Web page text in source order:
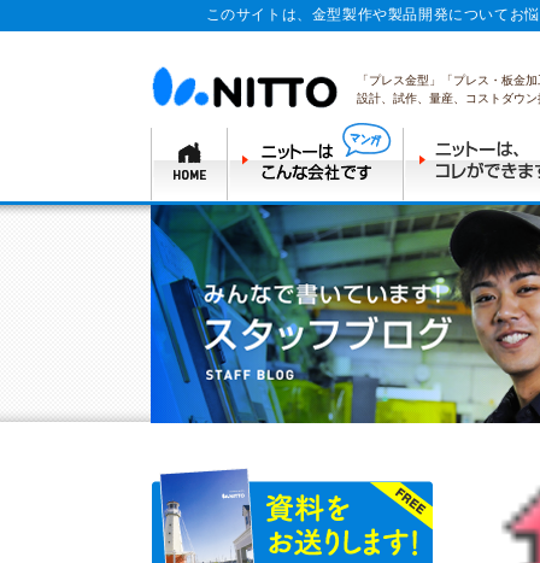
このサイトは、金型製作や製品開発についてお
「プレス金型」「プレス・板金
設計、試作、量産、コストダウ